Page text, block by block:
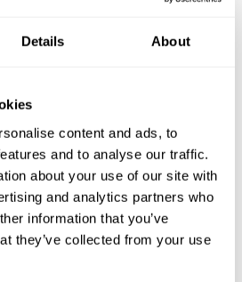
Details About
content and ads, to
and to analyse our traffic.
about your use of our site with
and analytics partners who
information that you’ve
they’ve collected from your use
Dieter
un menú a medida.